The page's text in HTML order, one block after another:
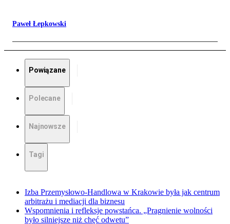
Paweł Łepkowski
Powiązane
Polecane
Najnowsze
Tagi
Izba Przemysłowo-Handlowa w Krakowie była jak centrum
arbitrażu i mediacji dla biznesu
Wspomnienia i refleksje powstańca. „Pragnienie wolności
było silniejsze niż chęć odwetu”